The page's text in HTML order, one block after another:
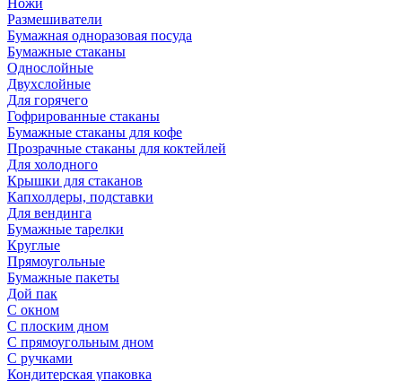
Ножи
Размешиватели
Бумажная одноразовая посуда
Бумажные стаканы
Однослойные
Двухслойные
Для горячего
Гофрированные стаканы
Бумажные стаканы для кофе
Прозрачные стаканы для коктейлей
Для холодного
Крышки для стаканов
Капхолдеры, подставки
Для вендинга
Бумажные тарелки
Круглые
Прямоугольные
Бумажные пакеты
Дой пак
С окном
С плоским дном
С прямоугольным дном
С ручками
Кондитерская упаковка